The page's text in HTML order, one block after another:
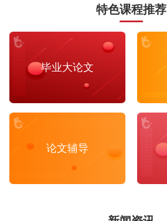
特色课程推荐
毕业大论文
论文辅导